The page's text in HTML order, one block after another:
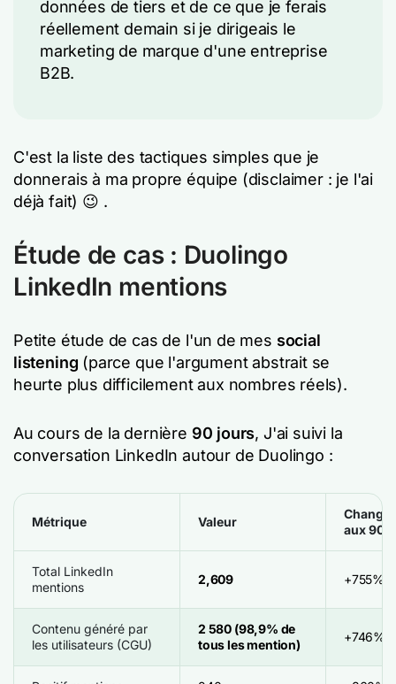
données de tiers et de ce que je ferais
réellement demain si je dirigeais le
marketing de marque d'une entreprise
B2B.
C'est la liste des tactiques simples que je
donnerais à ma propre équipe (disclaimer : je l'ai
déjà fait) 😉 .
Étude de cas : Duolingo
LinkedIn mentions
Petite étude de cas de l'un de mes social
listening (parce que l'argument abstrait se
heurte plus difficilement aux nombres réels).
Au cours de la dernière 90 jours, J'ai suivi la
conversation LinkedIn autour de Duolingo :
Métrique Valeur
aux 90
Total LinkedIn
mentions
2,609 +755%
Contenu généré par
les utilisateurs (CGU)
2 580 (98,9% de
tous les mention)
+746%